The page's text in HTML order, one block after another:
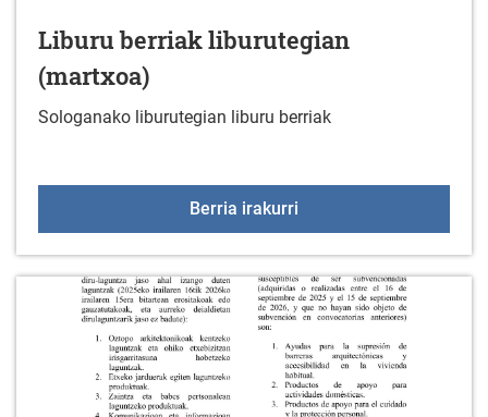
Liburu berriak liburutegian
(martxoa)
Sologanako liburutegian liburu berriak
Berria irakurri